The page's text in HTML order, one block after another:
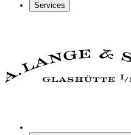
Services